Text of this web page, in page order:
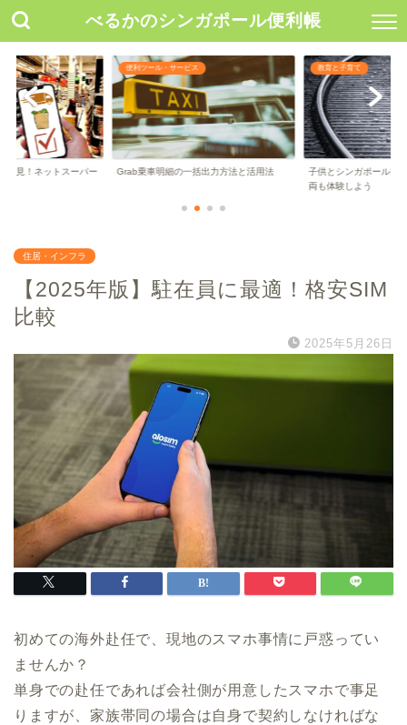
べるかのシンガポール便利帳
必見！ネットスーパー
便利ツール・サービス
Grab乗車明細の一括出力方法と活用法
教育と子育て
子供とシンガポール
両も体験しよう
住居・インフラ
【2025年版】駐在員に最適！格安SIM
比較
2025年5月26日
初めての海外赴任で、現地のスマホ事情に戸惑ってい
ませんか？
単身での赴任であれば会社側が用意したスマホで事足
りますが、家族帯同の場合は自身で契約しなければな